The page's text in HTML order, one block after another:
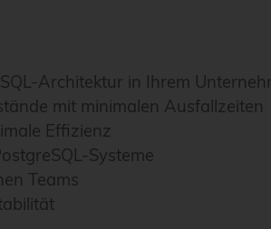
Architektur in Ihrem
mit minimalen Ausfallzeiten
Effizienz
Systeme
Teams